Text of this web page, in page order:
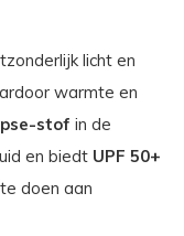
licht en
warmte en
stof in de
en biedt UPF 50+
doen aan